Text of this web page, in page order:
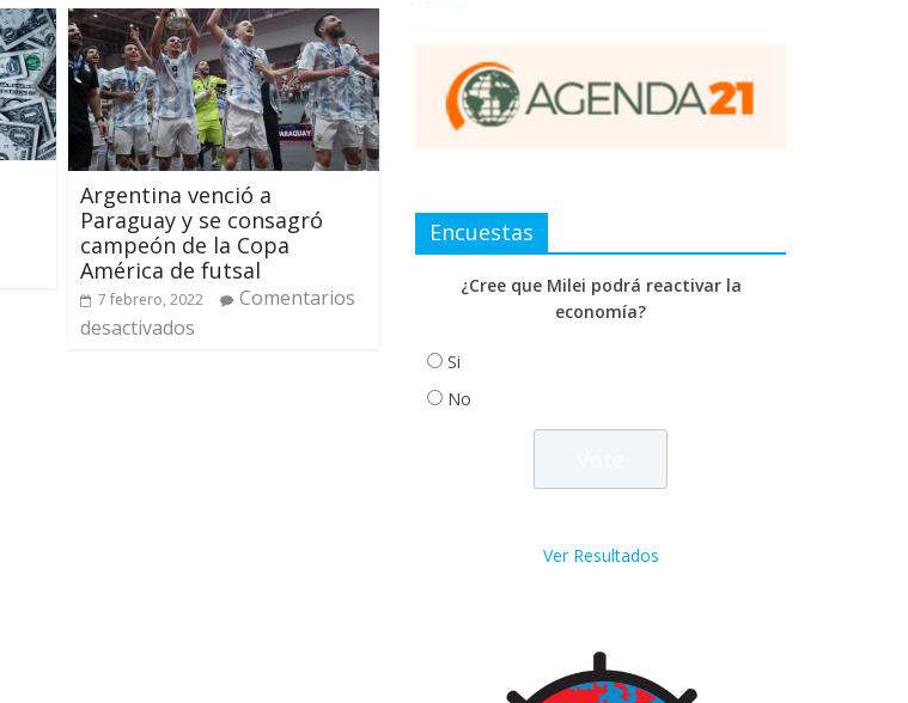
Argentina venció a
Paraguay y se consagró
campeón de la Copa
América de futsal
7 febrero, 2022
Comentarios
desactivados
Encuestas
¿Cree que Milei podrá reactivar la
economía?
Si
No
Ver Resultados